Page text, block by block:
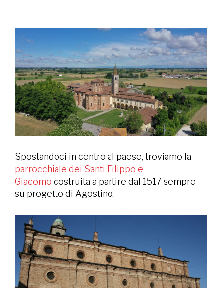
Spostandoci in centro al paese, troviamo la
parrocchiale dei Santi Filippo e
Giacomo costruita a partire dal 1517 sempre
su progetto di Agostino.